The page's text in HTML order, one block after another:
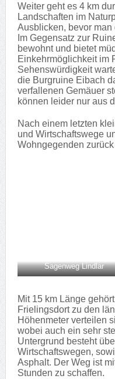
Weiter geht es 4 km
Landschaften im
Ausblicken, bevor
Im Gegensatz zur
bewohnt und bietet
Einkehrmöglichkeit im
Sehenswürdigkeit
die Burgruine Eibach
verfallenen Gemäuer
können leider nur aus
Nach einem letzten
und Wirtschaftswege
Wohngegenden
Sagenweg Lindlar
Mit 15 km Länge
Frielingsdort zu den
Höhenmeter verteilen
wobei auch ein sehr
Untergrund besteht
Wirtschaftswegen,
Asphalt. Der Weg ist
Stunden zu schaffen.